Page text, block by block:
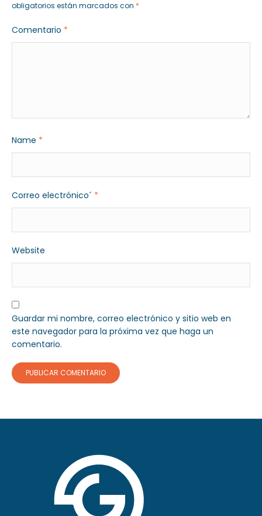
obligatorios están marcados con *
Comentario *
Name *
Correo electrónico´ *
Website
Guardar mi nombre, correo electrónico y sitio web en
este navegador para la próxima vez que haga un
comentario.